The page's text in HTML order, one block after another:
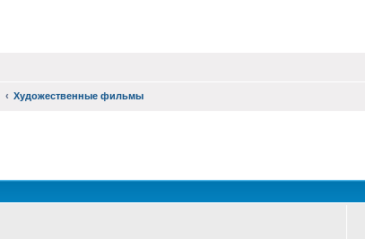
Художественные фильмы